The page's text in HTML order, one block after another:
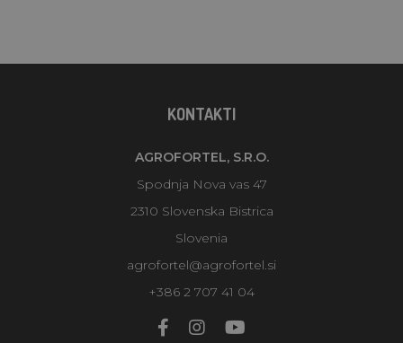
KONTAKTI
AGROFORTEL, S.R.O.
Spodnja Nova vas 47
2310 Slovenska Bistrica
Slovenia
agrofortel@agrofortel.si
+386 2 707 41 04